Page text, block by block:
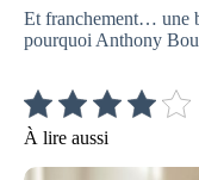
Et franchement… une
pourquoi Anthony
À lire aussi